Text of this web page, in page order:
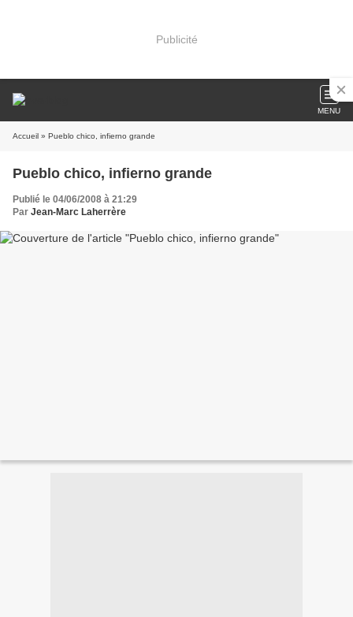
Publicité
MENU
Accueil » Pueblo chico, infierno grande
Pueblo chico, infierno grande
Publié le 04/06/2008 à 21:29
Par Jean-Marc Laherrère